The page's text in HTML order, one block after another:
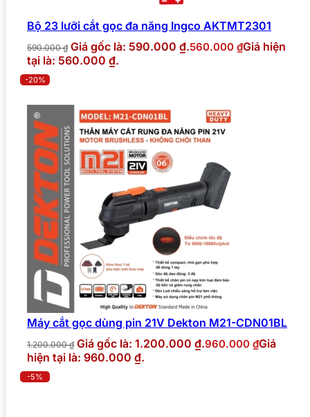
Bộ 23 lưỡi cắt gọc đa năng Ingco AKTMT2301
590.000₫ Giá gốc là: 590.000 ₫.560.000 ₫Giá hiện
tại là: 560.000 ₫.
-20%
Máy cắt gọc dùng pin 21V Dekton M21-CDN01BL
1.200.000₫ Giá gốc là: 1.200.000 ₫.960.000 ₫Giá
hiện tại là: 960.000 ₫.
-5%